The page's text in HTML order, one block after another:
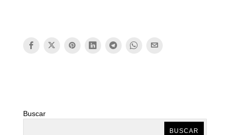
Buscar
BUSCAR